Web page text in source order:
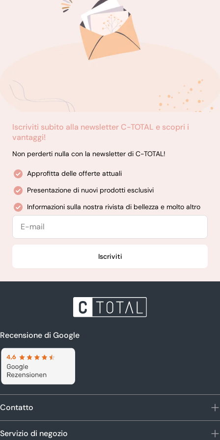
Iscriviti subito alla newsletter C-TOTAL e scopri i
vantaggi!
Non perderti nulla con la newsletter di C-TOTAL!
Approfitta delle offerte attuali
Presentazione di nuovi prodotti esclusivi
Informazioni sulla nostra rivista di bellezza e molto altro
E-
Iscriviti
Recensione di Google
Contatto
Servizio di negozio